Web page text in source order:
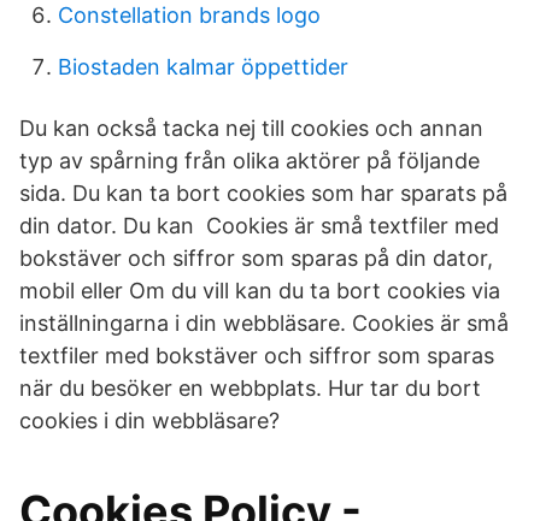
Constellation brands logo
Biostaden kalmar öppettider
Du kan också tacka nej till cookies och annan
typ av spårning från olika aktörer på följande
sida. Du kan ta bort cookies som har sparats på
din dator. Du kan Cookies är små textfiler med
bokstäver och siffror som sparas på din dator,
mobil eller Om du vill kan du ta bort cookies via
inställningarna i din webbläsare. Cookies är små
textfiler med bokstäver och siffror som sparas
när du besöker en webbplats. Hur tar du bort
cookies i din webbläsare?